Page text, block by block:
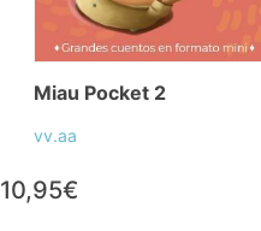
Miau Pocket 2
vv.aa
10,95€